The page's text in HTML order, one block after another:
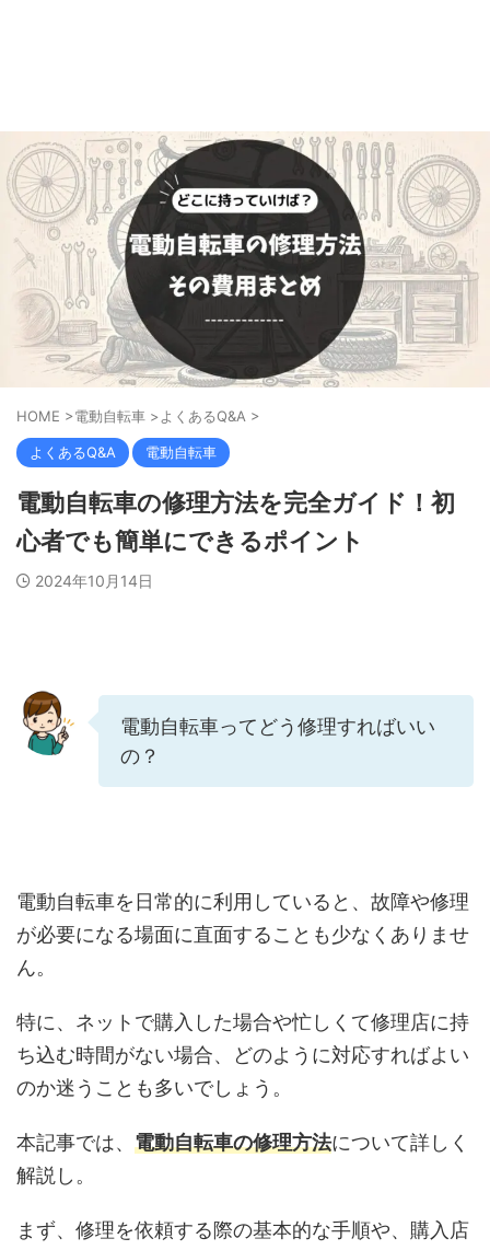
HOME >電動自転車 >よくあるQ&A >
よくあるQ&A 電動自転車
電動自転車の修理方法を完全ガイド！初
心者でも簡単にできるポイント
2024年10月14日
電動自転車ってどう修理すればいい
の？
電動自転車を日常的に利用していると、故障や修理
が必要になる場面に直面することも少なくありませ
ん。
特に、ネットで購入した場合や忙しくて修理店に持
ち込む時間がない場合、どのように対応すればよい
のか迷うことも多いでしょう。
本記事では、 電動自転車の修理方法について詳しく
解説し。
まず、修理を依頼する際の基本的な手順や、購入店